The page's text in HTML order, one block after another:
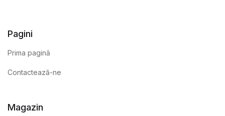
Pagini
Prima pagină
Contactează-ne
Magazin